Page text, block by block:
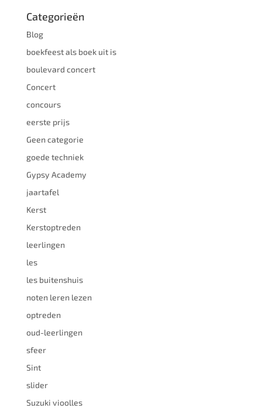
Categorieën
Blog
boekfeest als boek uit is
boulevard concert
Concert
concours
eerste prijs
Geen categorie
goede techniek
Gypsy Academy
jaartafel
Kerst
Kerstoptreden
leerlingen
les
les buitenshuis
noten leren lezen
optreden
oud-leerlingen
sfeer
Sint
slider
Suzuki vioolles